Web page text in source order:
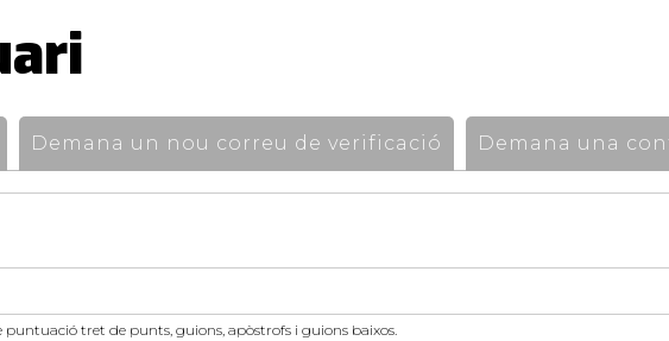
activa)
Demana un nou correu de verificació Demana una
puntuació tret de punts, guions, apòstrofs i guions baixos.